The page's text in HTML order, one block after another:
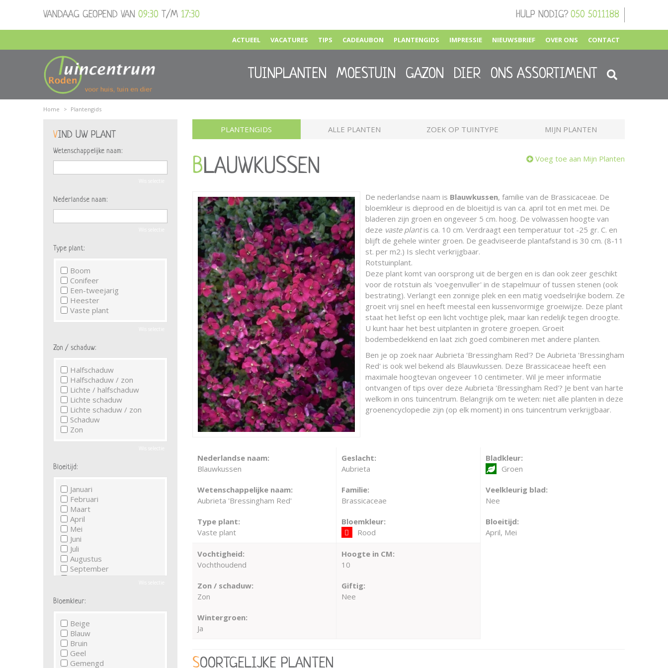
Home > Plantengids
HULP NODIG? 050 5011188
VANDAAG GEOPEND VAN 09:30 T/M 17:30
ACTUEEL VACATURES TIPS CADEAUBON PLANTENGIDS IMPRESSIE NIEUWSBRIEF OVER ONS CONTACT
TUINPLANTEN MOESTUIN GAZON DIER ONS ASSORTIMENT
PLANTENGIDS ALLE PLANTEN ZOEK OP TUINTYPE MIJN PLANTEN
BLAUWKUSSEN Voeg toe aan Mijn Planten
De nederlandse naam is Blauwkussen, familie van de Brassicaceae. De
bloemkleur is dieprood en de bloeitijd is van ca. april tot en met mei. De
bladeren zijn groen en ongeveer 5 cm. hoog. De volwassen hoogte van
deze vaste plantis ca. 10 cm. Verdraagt een temperatuur tot -25 gr. C. en
blijft de gehele winter groen. De geadviseerde plantafstand is 30 cm. (8-11
st. per m2.) Is slecht verkrijgbaar.
Rotstuinplant.
Deze plant komt van oorsprong uit de bergen en is dan ook zeer geschikt
voor de rotstuin als 'voegenvuller' in de stapelmuur of tussen stenen (ook
bestrating). Verlangt een zonnige plek en een matig voedselrijke bodem. Ze
groeit vrij snel en heeft meestal een kussenvormige groeiwijze. Deze plant
staat het liefst op een licht vochtige plek, maar kan redelijk tegen droogte.
U kunt haar het best uitplanten in grotere groepen. Groeit
bodembedekkend en laat zich goed combineren met andere planten.
Ben je op zoek naar Aubrieta 'Bressingham Red'? De Aubrieta 'Bressingham
Red' is ook wel bekend als Blauwkussen. Deze Brassicaceae heeft een
maximale hoogtevan ongeveer 10 centimeter. Wil je meer informatie
ontvangen of tips over deze Aubrieta 'Bressingham Red'? Je bent van harte
welkom in ons tuincentrum. Belangrijk om te weten: niet alle planten in deze
groenencyclopedie zijn (op elk moment) in ons tuincentrum verkrijgbaar.
Nederlandse naam:
Blauwkussen
Wetenschappelijke naam:
Aubrieta 'Bressingham Red'
Type plant:
Vaste plant
Geslacht:
Aubrieta
Familie:
Brassicaceae
Bloemkleur:
Rood
Bladkleur:
Groen
Veelkleurig blad:
Nee
Bloeitijd:
April, Mei
Vochtigheid:
Vochthoudend
Zon / schaduw:
Zon
Wintergroen:
Ja
Hoogte in CM:
10
Giftig:
Nee
SOORTGELIJKE PLANTEN
VIND UW PLANT
Wetenschappelijke naam:
Nederlandse naam:
Type plant:
Boom
Conifeer
Een-tweejarig
Heester
Vaste plant
Zon / schaduw:
Halfschaduw
Halfschaduw / zon
Lichte / halfschaduw
Lichte schaduw
Lichte schaduw / zon
Schaduw
Zon
Bloeitijd:
Januari
Februari
Maart
April
Mei
Juni
Juli
Augustus
September
December
Bloemkleur:
Beige
Blauw
Bruin
Geel
Gemengd